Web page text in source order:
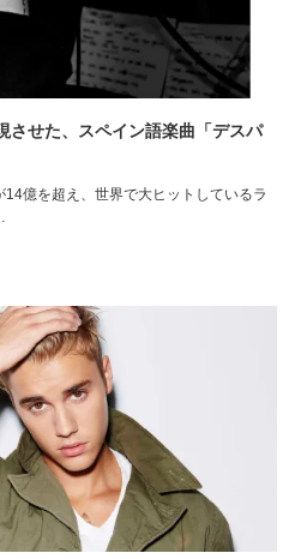
させた、スペイン語楽曲「デスパ
億を超え、世界で大ヒットしているラ